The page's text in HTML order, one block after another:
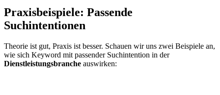
Praxisbeispiele: Passende
Suchintentionen
Theorie ist gut, Praxis ist besser. Schauen wir uns zwei Beispiele an,
wie sich Keyword mit passender Suchintention in der
Dienstleistungsbranche auswirken: